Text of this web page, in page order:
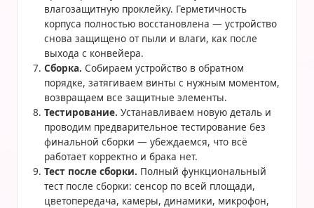
влагозащитную проклейку. Герметичность
корпуса полностью восстановлена — устройство
снова защищено от пыли и влаги, как после
выхода с конвейера.
Сборка. Собираем устройство в обратном
порядке, затягиваем винты с нужным моментом,
возвращаем все защитные элементы.
Тестирование. Устанавливаем новую деталь и
проводим предварительное тестирование без
финальной сборки — убеждаемся, что всё
работает корректно и брака нет.
Тест после сборки. Полный функциональный
тест после сборки: сенсор по всей площади,
цветопередача, камеры, динамики, микрофон,